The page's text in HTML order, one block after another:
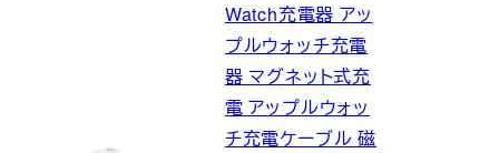
Watch充電器 アッ
プルウォッチ充電
器 マグネット式充
電 アップルウォッ
チ充電ケーブル 磁